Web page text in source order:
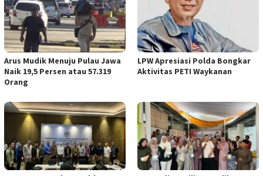
Arus Mudik Menuju Pulau Jawa
Naik 19,5 Persen atau 57.319
Orang
LPW Apresiasi Polda Bongkar
Aktivitas PETI Waykanan